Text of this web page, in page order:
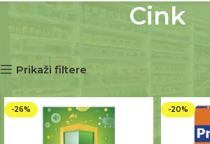
Cink
Prikaži filtere
-26% -20%